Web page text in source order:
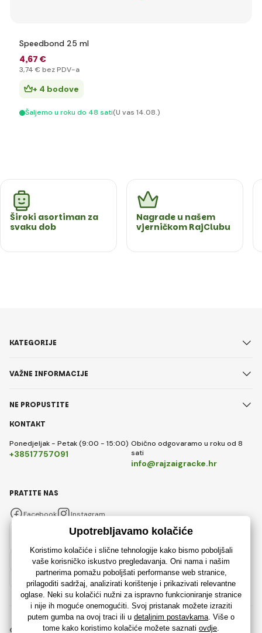
Speedbond 25 ml
4,67 €
3,74 € bez PDV-a
+ 4 bodove
Šaljemo u roku do 48 sati(U vas 14.08.)
Široki asortiman za
svaku dob
Nagrade u našem
vjerničkom RajClubu
KONTAKT
Ponedjeljak - Petak (9:00 - 15:00)
+38517757091
Obično odgovaramo u roku od 8
sati
info@rajzaigracke.hr
KATEGORIJE
VAŽNE INFORMACIJE
NE PROPUSTITE
PRATITE NAS
Facebook Instagram
© 2018 - 2026 Rajzaigracke.hr, Sva prava pridržana